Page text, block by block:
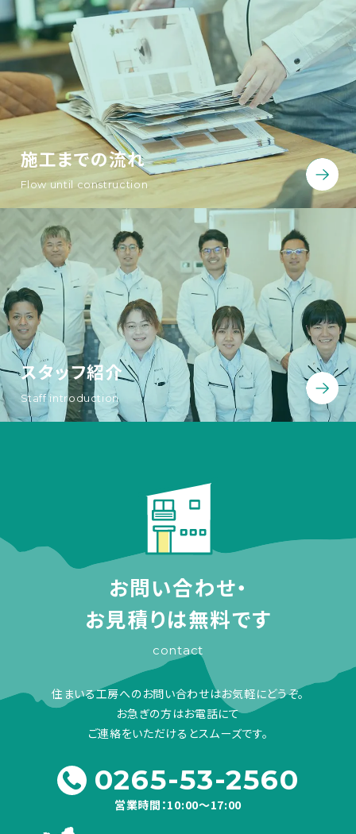
施工までの流れ
Flow until construction
スタッフ紹介
Staff introduction
お問い合わせ・
お見積りは無料です
contact
住まいる工房へのお問い合わせはお気軽にどうぞ。
お急ぎの方はお電話にて
ご連絡をいただけるとスムーズです。
0265-53-2560
営業時間：10:00～17:00